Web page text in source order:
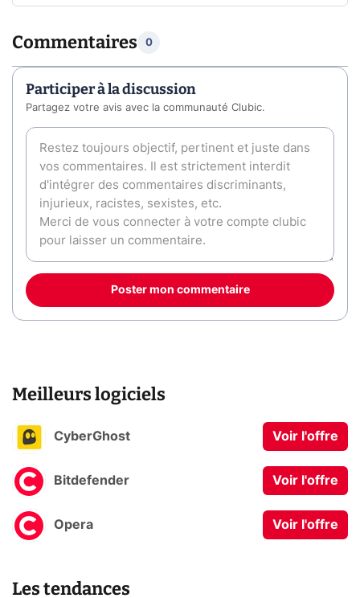
Commentaires 0
Participer à la discussion
Partagez votre avis avec la communauté Clubic.
Poster mon commentaire
Meilleurs logiciels
CyberGhost Voir l'offre
Bitdefender Voir l'offre
Opera Voir l'offre
Les tendances